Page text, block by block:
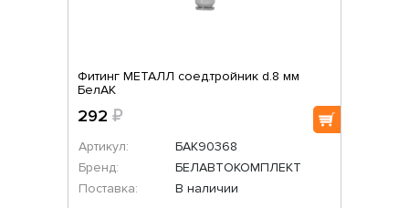
Фитинг МЕТАЛЛ соед.тройник d.8 мм
БелАК
292 ₽
Артикул:
БАК90368
Бренд:
БЕЛАВТОКОМПЛЕКТ
Поставка:
В наличии